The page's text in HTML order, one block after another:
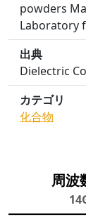
powders
Laboratory
出典
Dielectric
カテゴリ
化合物
周波